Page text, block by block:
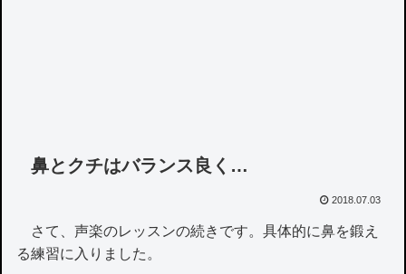
鼻とクチはバランス良く…
2018.07.03
さて、声楽のレッスンの続きです。具体的に鼻を鍛え
る練習に入りました。